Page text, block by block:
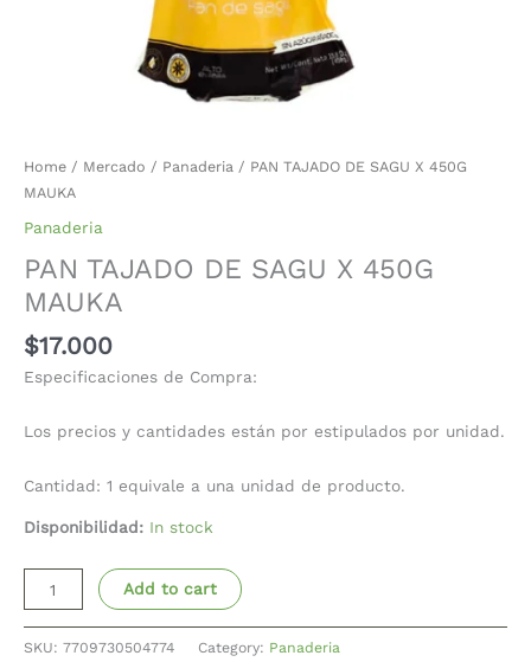
Home / Mercado / Panaderia / PAN TAJADO DE SAGU X 450G
MAUKA
Panaderia
PAN TAJADO DE SAGU X 450G
MAUKA
$17.000
Especificaciones de Compra:
Los precios y cantidades están por estipulados por unidad.
Cantidad: 1 equivale a una unidad de producto.
Disponibilidad: In stock
Add to cart
SKU: 7709730504774 Category: Panaderia